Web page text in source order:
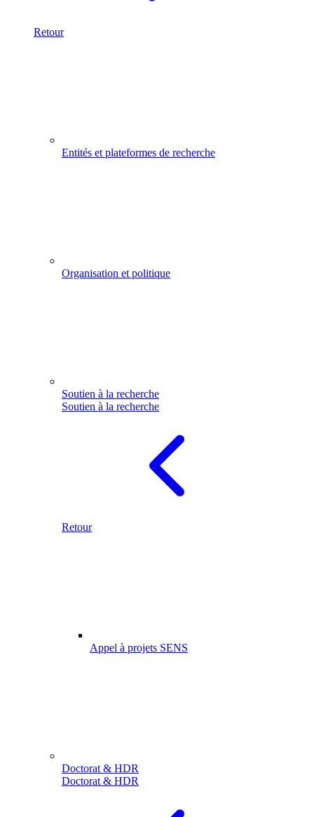
Retour
Entités et plateformes de recherche
Organisation et politique
Soutien à la recherche
Soutien à la recherche
Retour
Appel à projets SENS
Doctorat & HDR
Doctorat & HDR